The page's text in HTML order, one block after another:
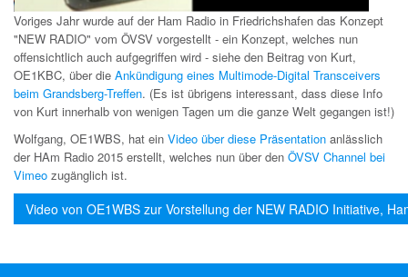
Voriges Jahr wurde auf der Ham Radio in Friedrichshafen das Konzept
"NEW RADIO" vom ÖVSV vorgestellt - ein Konzept, welches nun
offensichtlich auch aufgegriffen wird - siehe den Beitrag von Kurt,
OE1KBC, über die Ankündigung eines Multimode-Digital Transceivers
beim Grandsberg-Treffen. (Es ist übrigens interessant, dass diese Info
von Kurt innerhalb von wenigen Tagen um die ganze Welt gegangen ist!)
Wolfgang, OE1WBS, hat ein Video über diese Präsentation anlässlich
der HAm Radio 2015 erstellt, welches nun über den ÖVSV Channel bei
Vimeo zugänglich ist.
Video von OE1WBS zur Vorstellung der NEW RADIO Initiative,